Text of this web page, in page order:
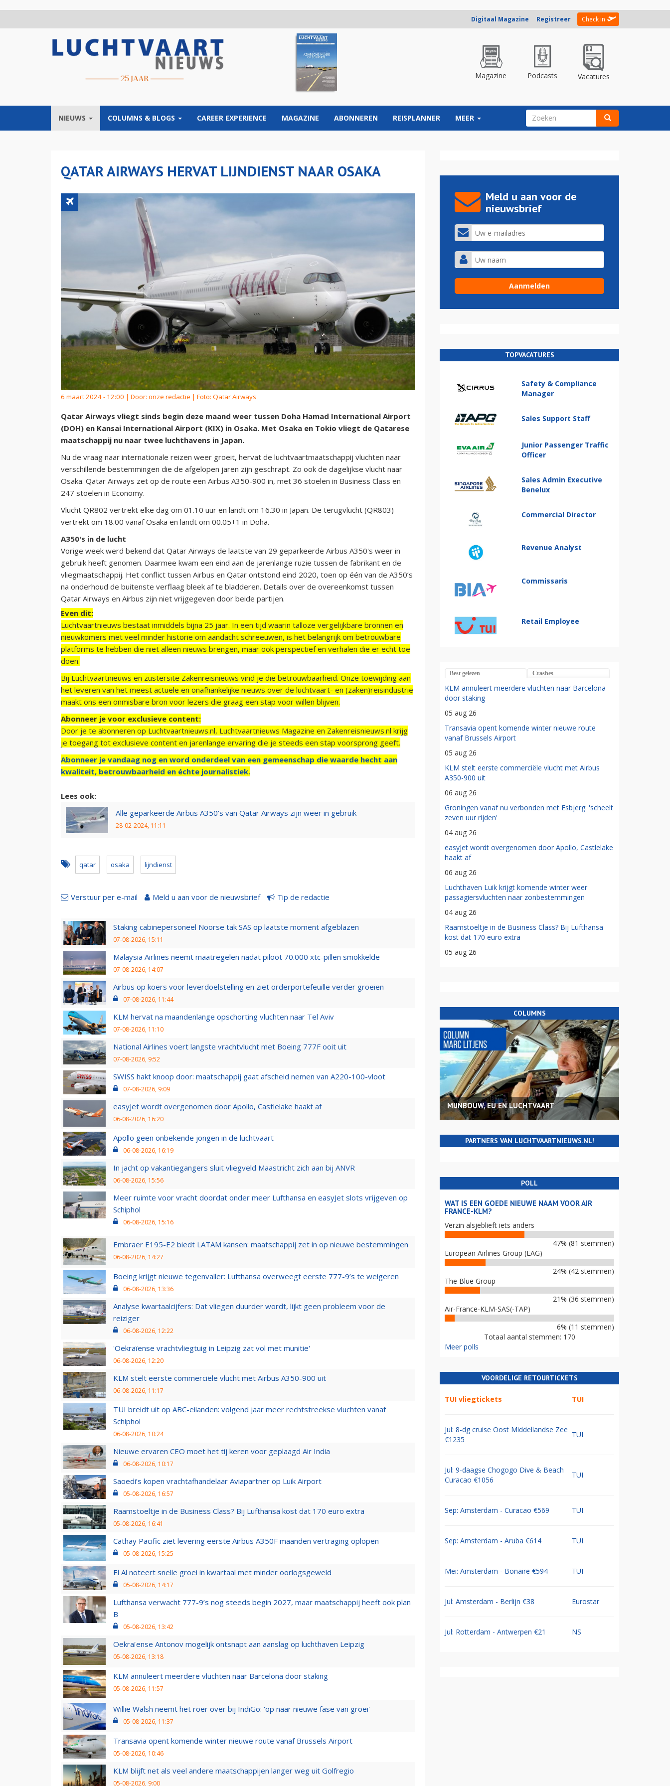
Digitaal Magazine Registreer Check in
Magazine Podcasts Vacatures
NIEUWS COLUMNS & BLOGS CAREER EXPERIENCE MAGAZINE ABONNEREN REISPLANNER MEER ZOEKVELD
QATAR AIRWAYS HERVAT LIJNDIENST NAAR OSAKA
6 maart 2024 - 12:00 | Door: onze redactie | Foto: Qatar Airways
Qatar Airways vliegt sinds begin deze maand weer tussen Doha Hamad International Airport
(DOH) en Kansai International Airport (KIX) in Osaka. Met Osaka en Tokio vliegt de Qatarese
maatschappij nu naar twee luchthavens in Japan.
Nu de vraag naar internationale reizen weer groeit, hervat de luchtvaartmaatschappij vluchten naar
verschillende bestemmingen die de afgelopen jaren zijn geschrapt. Zo ook de dagelijkse vlucht naar
Osaka. Qatar Airways zet op de route een Airbus A350-900 in, met 36 stoelen in Business Class en
247 stoelen in Economy.
Vlucht QR802 vertrekt elke dag om 01.10 uur en landt om 16.30 in Japan. De terugvlucht (QR803)
vertrekt om 18.00 vanaf Osaka en landt om 00.05+1 in Doha.
A350's in de lucht
Vorige week werd bekend dat Qatar Airways de laatste van 29 geparkeerde Airbus A350's weer in
gebruik heeft genomen. Daarmee kwam een eind aan de jarenlange ruzie tussen de fabrikant en de
vliegmaatschappij. Het conflict tussen Airbus en Qatar ontstond eind 2020, toen op één van de A350’s
na onderhoud de buitenste verflaag bleek af te bladderen. Details over de overeenkomst tussen
Qatar Airways en Airbus zijn niet vrijgegeven door beide partijen.
Even dit:
Luchtvaartnieuws bestaat inmiddels bijna 25 jaar. In een tijd waarin talloze vergelijkbare bronnen en
nieuwkomers met veel minder historie om aandacht schreeuwen, is het belangrijk om betrouwbare
platforms te hebben die niet alleen nieuws brengen, maar ook perspectief en verhalen die er echt toe
doen.
Bij Luchtvaartnieuws en zustersite Zakenreisnieuws vind je die betrouwbaarheid. Onze toewijding aan
het leveren van het meest actuele en onafhankelijke nieuws over de luchtvaart- en (zaken)reisindustrie
maakt ons een onmisbare bron voor lezers die graag een stap voor willen blijven.
Abonneer je voor exclusieve content:
Door je te abonneren op Luchtvaartnieuws.nl, Luchtvaartnieuws Magazine en Zakenreisnieuws.nl krijg
je toegang tot exclusieve content en jarenlange ervaring die je steeds een stap voorsprong geeft.
Abonneer je vandaag nog en word onderdeel van een gemeenschap die waarde hecht aan
kwaliteit, betrouwbaarheid en échte journalistiek.
Lees ook:
Alle geparkeerde Airbus A350's van Qatar Airways zijn weer in gebruik
28-02-2024, 11:11
qatar osaka lijndienst
Verstuur per e-mail Meld u aan voor de nieuwsbrief Tip de redactie
Staking cabinepersoneel Noorse tak SAS op laatste moment afgeblazen
07-08-2026, 15:11
Malaysia Airlines neemt maatregelen nadat piloot 70.000 xtc-pillen smokkelde
07-08-2026, 14:07
Airbus op koers voor leverdoelstelling en ziet orderportefeuille verder groeien
07-08-2026, 11:44
KLM hervat na maandenlange opschorting vluchten naar Tel Aviv
07-08-2026, 11:10
National Airlines voert langste vrachtvlucht met Boeing 777F ooit uit
07-08-2026, 9:52
SWISS hakt knoop door: maatschappij gaat afscheid nemen van A220-100-vloot
07-08-2026, 9:09
easyJet wordt overgenomen door Apollo, Castlelake haakt af
06-08-2026, 16:20
Apollo geen onbekende jongen in de luchtvaart
06-08-2026, 16:19
In jacht op vakantiegangers sluit vliegveld Maastricht zich aan bij ANVR
06-08-2026, 15:56
Meer ruimte voor vracht doordat onder meer Lufthansa en easyJet slots vrijgeven op
Schiphol
06-08-2026, 15:16
Embraer E195-E2 biedt LATAM kansen: maatschappij zet in op nieuwe bestemmingen
06-08-2026, 14:27
Boeing krijgt nieuwe tegenvaller: Lufthansa overweegt eerste 777-9’s te weigeren
06-08-2026, 13:36
Analyse kwartaalcijfers: Dat vliegen duurder wordt, lijkt geen probleem voor de
reiziger
06-08-2026, 12:22
'Oekraïense vrachtvliegtuig in Leipzig zat vol met munitie'
06-08-2026, 12:20
KLM stelt eerste commerciële vlucht met Airbus A350-900 uit
06-08-2026, 11:17
TUI breidt uit op ABC-eilanden: volgend jaar meer rechtstreekse vluchten vanaf
Schiphol
06-08-2026, 10:24
Nieuwe ervaren CEO moet het tij keren voor geplaagd Air India
06-08-2026, 10:17
Saoedi’s kopen vrachtafhandelaar Aviapartner op Luik Airport
05-08-2026, 16:57
Raamstoeltje in de Business Class? Bij Lufthansa kost dat 170 euro extra
05-08-2026, 16:41
Cathay Pacific ziet levering eerste Airbus A350F maanden vertraging oplopen
05-08-2026, 15:25
El Al noteert snelle groei in kwartaal met minder oorlogsgeweld
05-08-2026, 14:17
Lufthansa verwacht 777-9’s nog steeds begin 2027, maar maatschappij heeft ook plan
B
05-08-2026, 13:42
Oekraïense Antonov mogelijk ontsnapt aan aanslag op luchthaven Leipzig
05-08-2026, 13:18
KLM annuleert meerdere vluchten naar Barcelona door staking
05-08-2026, 11:57
Willie Walsh neemt het roer over bij IndiGo: 'op naar nieuwe fase van groei'
05-08-2026, 11:37
Transavia opent komende winter nieuwe route vanaf Brussels Airport
05-08-2026, 10:46
KLM blijft net als veel andere maatschappijen langer weg uit Golfregio
05-08-2026, 9:00
Meld u aan voor de
nieuwsbrief
TOPVACATURES
Safety & Compliance
Manager
Sales Support Staff
Junior Passenger Traffic
Officer
Sales Admin Executive
Benelux
Commercial Director
Revenue Analyst
Commissaris
Retail Employee
Best gelezen Crashes
KLM annuleert meerdere vluchten naar Barcelona
door staking
05 aug 26
Transavia opent komende winter nieuwe route
vanaf Brussels Airport
05 aug 26
KLM stelt eerste commerciële vlucht met Airbus
A350-900 uit
06 aug 26
Groningen vanaf nu verbonden met Esbjerg: 'scheelt
zeven uur rijden'
04 aug 26
easyJet wordt overgenomen door Apollo, Castlelake
haakt af
06 aug 26
Luchthaven Luik krijgt komende winter weer
passagiersvluchten naar zonbestemmingen
04 aug 26
Raamstoeltje in de Business Class? Bij Lufthansa
kost dat 170 euro extra
05 aug 26
COLUMNS
MIJNBOUW, EU EN LUCHTVAART
PARTNERS VAN LUCHTVAARTNIEUWS.NL!
POLL
WAT IS EEN GOEDE NIEUWE NAAM VOOR AIR
FRANCE-KLM?
Verzin alsjeblieft iets anders
47% (81 stemmen)
European Airlines Group (EAG)
24% (42 stemmen)
The Blue Group
21% (36 stemmen)
Air-France-KLM-SAS(-TAP)
6% (11 stemmen)
Totaal aantal stemmen: 170
Meer polls
VOORDELIGE RETOURTICKETS
TUI vliegtickets TUI
Jul: 8-dg cruise Oost Middellandse Zee
€1235
TUI
Jul: 9-daagse Chogogo Dive & Beach
Curacao €1056
TUI
Sep: Amsterdam - Curacao €569 TUI
Sep: Amsterdam - Aruba €614 TUI
Mei: Amsterdam - Bonaire €594 TUI
Jul: Amsterdam - Berlijn €38 Eurostar
Jul: Rotterdam - Antwerpen €21 NS